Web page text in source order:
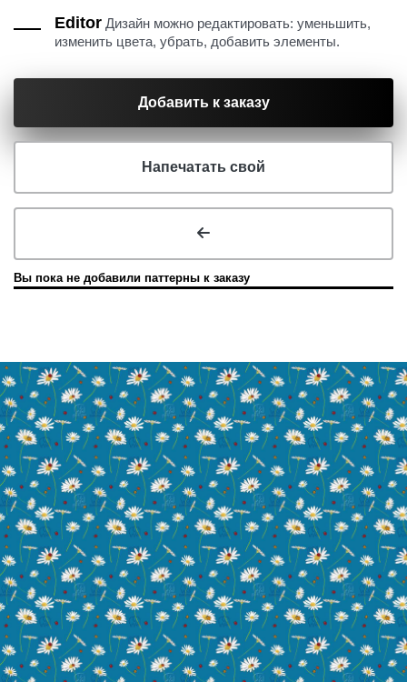
Editor Дизайн можно редактировать: уменьшить,
изменить цвета, убрать, добавить элементы.
Добавить к заказу
Напечатать свой
Вы пока не добавили паттерны к заказу